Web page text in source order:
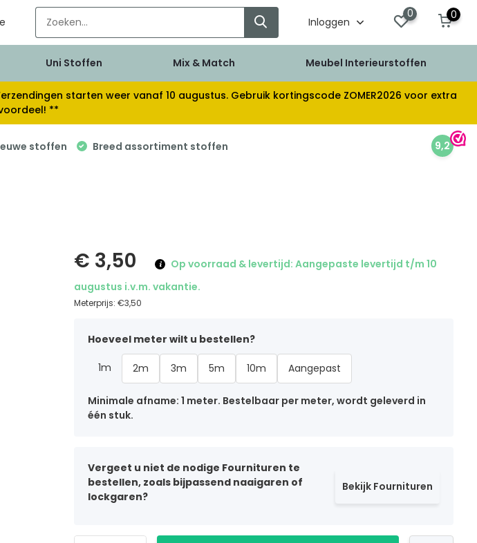
Inloggen
0 0
Uni Stoffen Mix & Match Meubel Interieurstoffen
starten weer vanaf 10 augustus. Gebruik kortingscode ZOMER2026 voor extra
**
stoffen Breed assortiment stoffen 9,2
€ 3,50
Op voorraad & levertijd: Aangepaste levertijd t/m 10
augustus i.v.m. vakantie.
Meterprijs:€3,50
Hoeveel meter wilt u bestellen?
1m 2m 3m 5m 10m Aangepast
Minimale afname: 1 meter. Bestelbaar per meter, wordt geleverd in
één stuk.
Vergeet u niet de nodige Fournituren te
bestellen, zoals bijpassend naaigaren of
lockgaren?
Bekijk Fournituren